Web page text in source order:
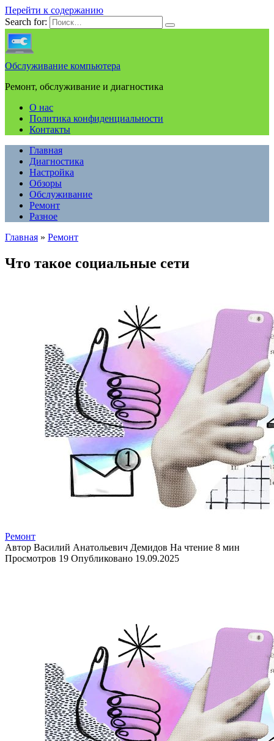
Перейти к содержанию
Search for:
Обслуживание компьютера
Ремонт, обслуживание и диагностика
О нас
Политика конфиденциальности
Контакты
Главная
Диагностика
Настройка
Обзоры
Обслуживание
Ремонт
Разное
Главная » Ремонт
Что такое социальные сети
Ремонт
Автор Василий Анатольевич Демидов На чтение 8 мин
Просмотров 19 Опубликовано 19.09.2025